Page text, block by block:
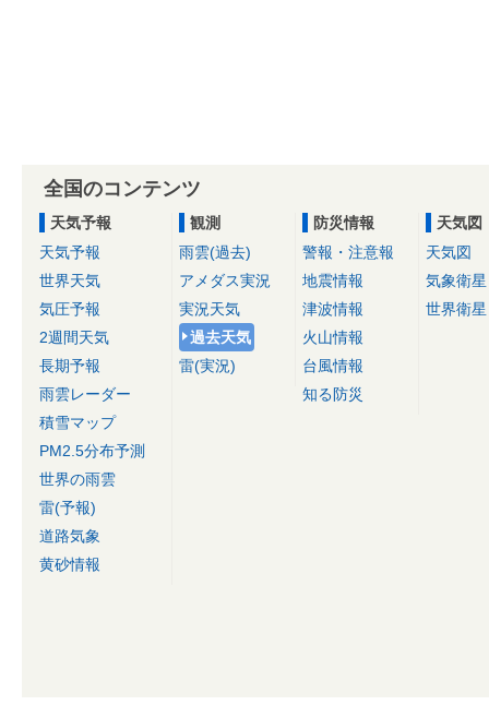
全国のコンテンツ
天気予報
天気予報
世界天気
気圧予報
2週間天気
長期予報
雨雲レーダー
積雪マップ
PM2.5分布予測
世界の雨雲
雷(予報)
道路気象
黄砂情報
観測
雨雲(過去)
アメダス実況
実況天気
過去天気
雷(実況)
防災情報
警報・注意報
地震情報
津波情報
火山情報
台風情報
知る防災
天気図
天気図
気象衛星
世界衛星